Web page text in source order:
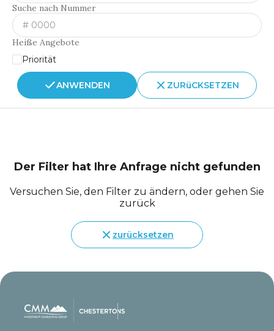
Suche nach Nummer
Heiße Angebote
Priorität
ANWENDEN ZURüCKSETZEN
Der Filter hat Ihre Anfrage nicht gefunden
Versuchen Sie, den Filter zu ändern, oder gehen Sie
zurück
zurücksetzen